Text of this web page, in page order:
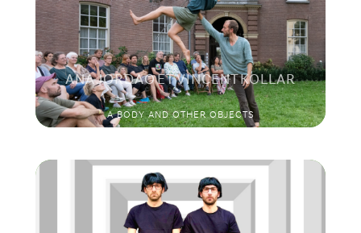
ANA JORDAO ET VINCENT KOLLAR
A BODY AND OTHER OBJECTS